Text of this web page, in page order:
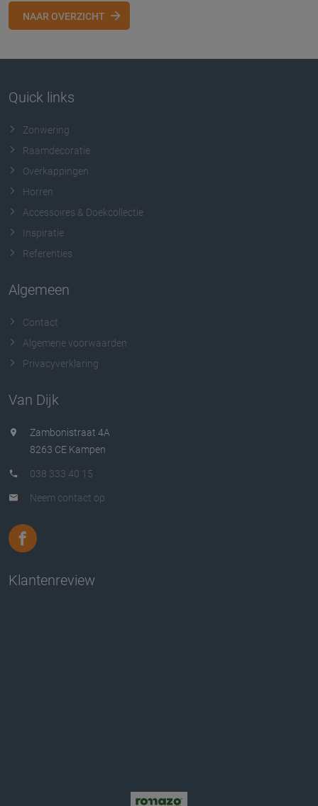
NAAR OVERZICHT
Quick links
Zonwering
Raamdecoratie
Overkappingen
Horren
Accessoires & Doekcollectie
Inspiratie
Referenties
Algemeen
Contact
Algemene voorwaarden
Privacyverklaring
Van Dijk
Zambonistraat 4A
8263 CE Kampen
038 333 40 15
Neem contact op
Klantenreview